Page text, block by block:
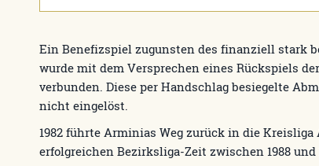
Ein Benefizspiel zugunsten des finanziell stark
wurde mit dem Versprechen eines Rückspiels
verbunden. Diese per Handschlag besiegelte
nicht eingelöst.
1982 führte Arminias Weg zurück in die
erfolgreichen Bezirksliga-Zeit zwischen 1988 und